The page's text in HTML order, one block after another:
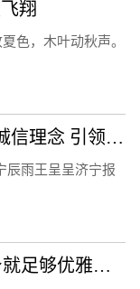
翔
色，木叶动秋声。
济宁高新区黄屯街道开展“弘扬诚信理念 引领文明风尚”主题宣讲活动
辰雨王呈呈济宁报
方便又时髦的连衣裙，一件上身就足够优雅，轻松穿出衣品